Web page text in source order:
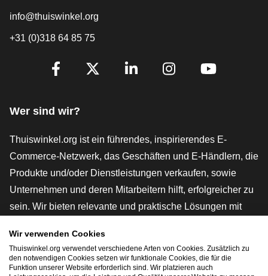
info@thuiswinkel.org
+31 (0)318 64 85 75
[_General:SocialMediaTitle]
Wer sind wir?
Thuiswinkel.org ist ein führendes, inspirierendes E-
Commerce-Netzwerk, das Geschäften und E-Händlern, die
Produkte und/oder Dienstleistungen verkaufen, sowie
Unternehmen und deren Mitarbeitern hilft, erfolgreicher zu
sein. Wir bieten relevante und praktische Lösungen mit
rechtlichen Instrumenten und Beratung,
Interessenvertretung, Marktforschung und verfügen über
eine eigene Bildungsplattform, die Thuiswinkel e-
Wir verwenden Cookies
Thuiswinkel.org verwendet verschiedene Arten von Cookies. Zusätzlich zu
den notwendigen Cookies setzen wir funktionale Cookies, die für die
Funktion unserer Website erforderlich sind. Wir platzieren auch